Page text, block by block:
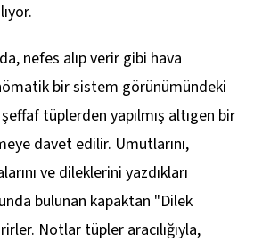
nefes alıp verir gibi hava
bir sistem görünümündeki
tüplerden yapılmış altıgen bir
davet edilir. Umutlarını,
ve dileklerini yazdıkları
bulunan kapaktan "Dilek
Notlar tüpler aracılığıyla,